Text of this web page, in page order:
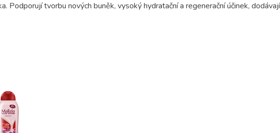
Podporují tvorbu nových buněk, vysoký hydratační a regenerační účinek,